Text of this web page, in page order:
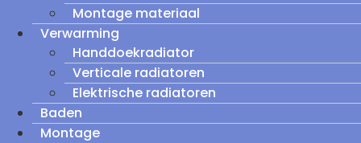
Montage materiaal
Verwarming
Handdoekradiator
Verticale radiatoren
Elektrische radiatoren
Baden
Montage